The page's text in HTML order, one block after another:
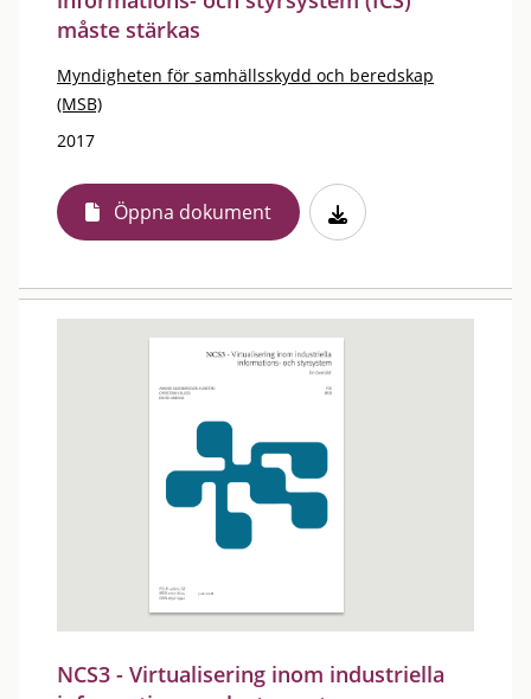
måste stärkas
Myndigheten för samhällsskydd och beredskap
(MSB)
2017
Öppna dokument
NCS3 - Virtualisering inom industriella